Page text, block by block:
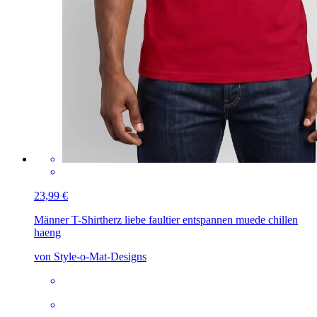
23,99 €
Männer T-Shirtherz liebe faultier entspannen muede chillen
haeng
von Style-o-Mat-Designs